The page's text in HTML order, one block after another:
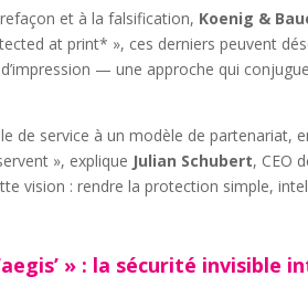
et à la falsification, Koenig &
at print* », ces derniers peuvent
— une approche qui conjugue
de service à un modèle de partenariat,
», explique Julian Schubert, CEO
vision : rendre la protection simple,
» : la sécurité invisible